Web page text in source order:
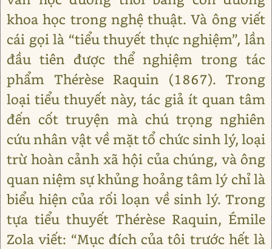
khoa học trong nghệ thuật. Và ông viết
cái gọi là “tiểu thuyết thực nghiệm”, lần
đầu tiên được thể nghiệm trong tác
phẩm Thérèse Raquin (1867). Trong
loại tiểu thuyết này, tác giả ít quan tâm
đến cốt truyện mà chú trọng nghiên
cứu nhân vật về mặt tổ chức sinh lý, loại
trừ hoàn cảnh xã hội của chúng, và ông
quan niệm sự khủng hoảng tâm lý chỉ là
biểu hiện của rối loạn về sinh lý. Trong
tựa tiểu thuyết Thérèse Raquin, Émile
Zola viết: “Mục đích của tôi trước hết là